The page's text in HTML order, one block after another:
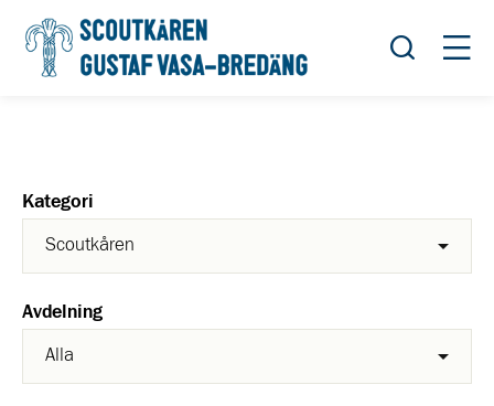
Öppna
Kategori
Avdelning